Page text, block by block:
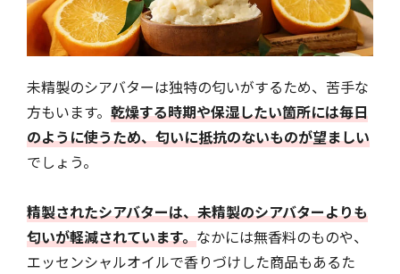
未精製のシアバターは独特の匂いがするため、苦手な
方もいます。 乾燥する時期や保湿したい箇所には毎日
のように使うため、匂いに抵抗のないものが望ましい
でしょう。
精製されたシアバターは、未精製のシアバターよりも
匂いが軽減されています。なかには無香料のものや、
エッセンシャルオイルで香りづけした商品もあるた